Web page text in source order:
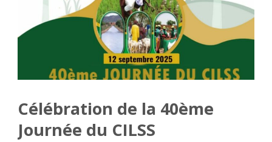
Célébration de la 40ème
Journée du CILSS